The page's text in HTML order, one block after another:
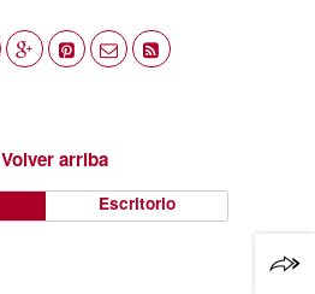
Volver arriba
Escritorio